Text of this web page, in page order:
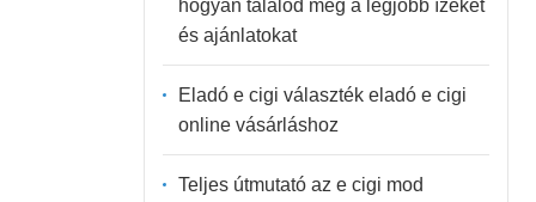
hogyan találod meg a legjobb ízeket
és ajánlatokat
Eladó e cigi választék eladó e cigi
online vásárláshoz
Teljes útmutató az e cigi mod